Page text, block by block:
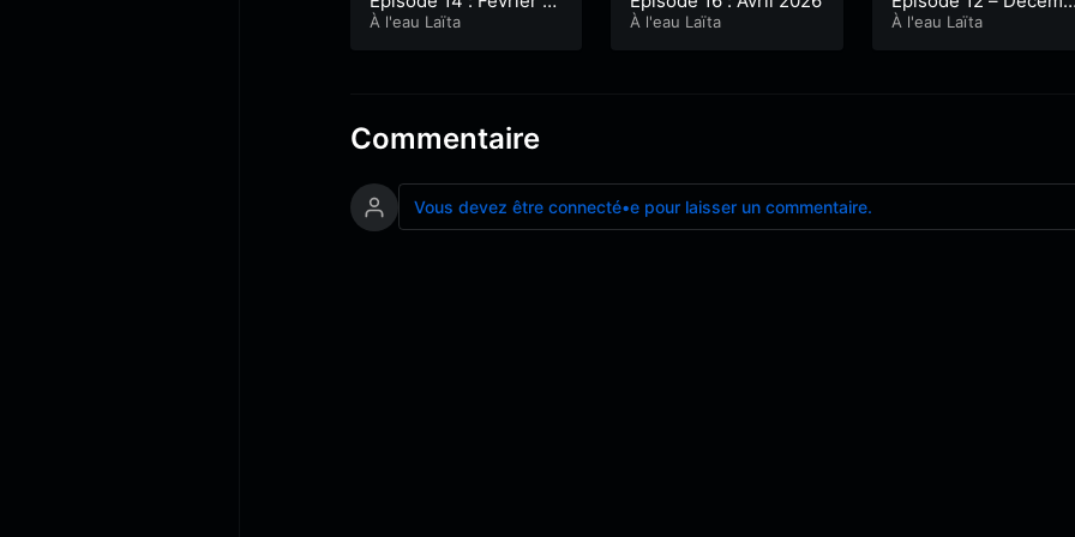
026
À l'eau Laïta À l'eau Laïta
e 2025
À l'eau Laïta
Commentaire
Vous devez être connecté•e pour laisser un commentaire.